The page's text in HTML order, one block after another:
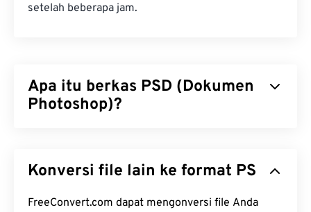
setelah beberapa jam.
Apa itu berkas PSD (Dokumen
Photoshop)?
desain grafis yang canggih dan kompleks. PSD
kompleks lapisan,jalur vektor, objek, filter, dan
Konversi file lain ke format PS
FreeConvert.com dapat mengonversi file Anda